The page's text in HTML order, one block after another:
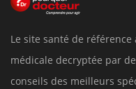
Le site santé de
médicale decryptée par
conseils des meilleurs